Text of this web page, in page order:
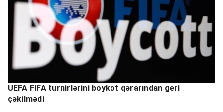
UEFA FIFA turnirlərini boykot qərarından geri
çəkilmədi